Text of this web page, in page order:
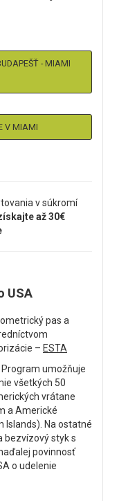
- MIAMI
V MIAMI
v súkromí
až 30€
USA
pas a
– ESTA
umožňuje
všetkých 50
vrátane
a Americké
Islands). Na ostatné
bezvízový styk s
povinnosť
o udelenie